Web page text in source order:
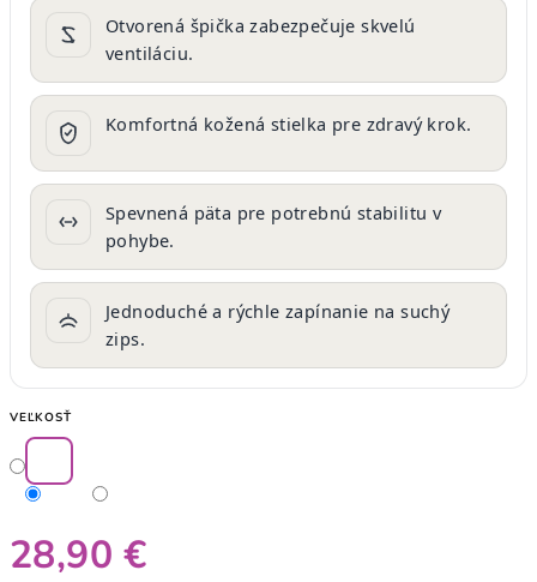
Otvorená špička zabezpečuje skvelú
ventiláciu.
Komfortná kožená stielka pre zdravý krok.
Spevnená päta pre potrebnú stabilitu v
pohybe.
Jednoduché a rýchle zapínanie na suchý
zips.
VEĽKOSŤ
28,90 €